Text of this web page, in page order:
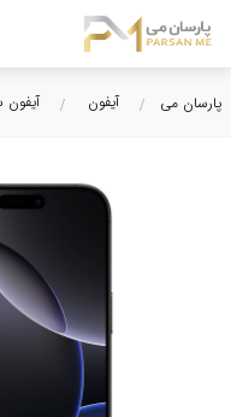
پارسان می آیفون آیفون